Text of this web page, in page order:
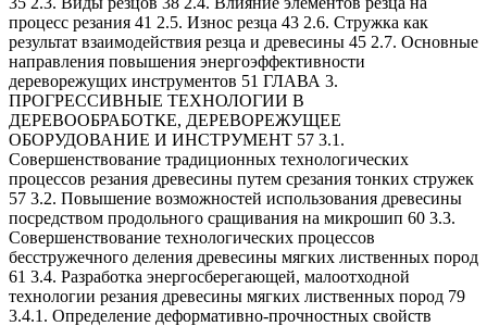
процесс резания 41 2.5. Износ резца 43 2.6. Стружка как
результат взаимодействия резца и древесины 45 2.7. Основные
направления повышения энергоэффективности
дереворежущих инструментов 51 ГЛАВА 3.
ПРОГРЕССИВНЫЕ ТЕХНОЛОГИИ В
ДЕРЕВООБРАБОТКЕ, ДЕРЕВОРЕЖУЩЕЕ
ОБОРУДОВАНИЕ И ИНСТРУМЕНТ 57 3.1.
Совершенствование традиционных технологических
процессов резания древесины путем срезания тонких стружек
57 3.2. Повышение возможностей использования древесины
посредством продольного сращивания на микрошип 60 3.3.
Совершенствование технологических процессов
бесстружечного деления древесины мягких лиственных пород
61 3.4. Разработка энергосберегающей, малоотходной
технологии резания древесины мягких лиственных пород 79
3.4.1. Определение деформативно-прочностных свойств